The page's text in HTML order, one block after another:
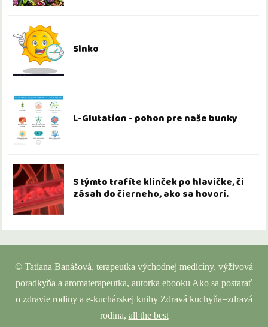
Slnko
L-Glutation - pohon pre naše bunky
S týmto trafíte klinček po hlavičke, či
zásah do čierneho, ako sa hovorí.
© Tatiana Banášová, terapeutka východnej medicíny, výživová
poradkyňa a aromaterapeutka, autorka ebooku Ako sa postarať
o zdravie rodiny a e-kuchárskej knihy Zdravá kuchyňa=zdravá
rodina, all the best